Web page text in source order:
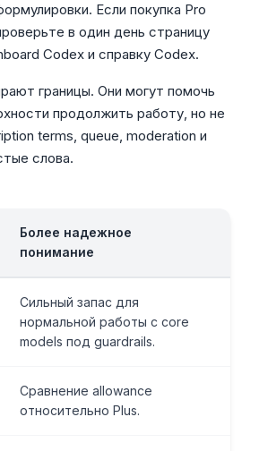
Если покупка Pro
в один день страницу
Codex и справку Codex.
границы. Они могут помочь
продолжить работу, но не
terms, queue, moderation и
слова.
Более надежное
понимание
Сильный запас для
нормальной работы с core
models под guardrails.
Сравнение allowance
относительно Plus.